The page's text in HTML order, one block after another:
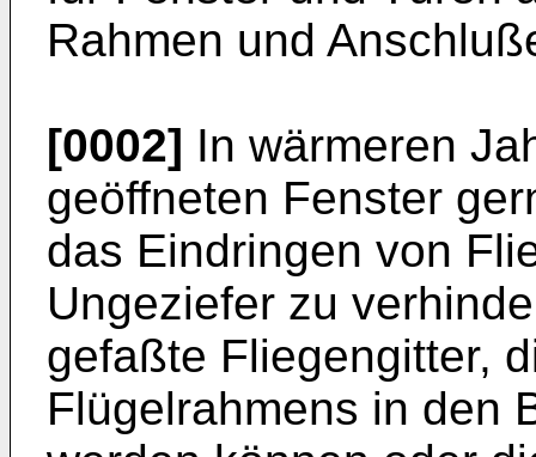
Rahmen und
[0002] In wärmeren
geöffneten Fenster
das Eindringen von
Ungeziefer zu
gefaßte Fliegengitter,
Flügelrahmens in den